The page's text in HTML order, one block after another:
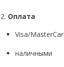
2. Оплата
Visa/
наличными